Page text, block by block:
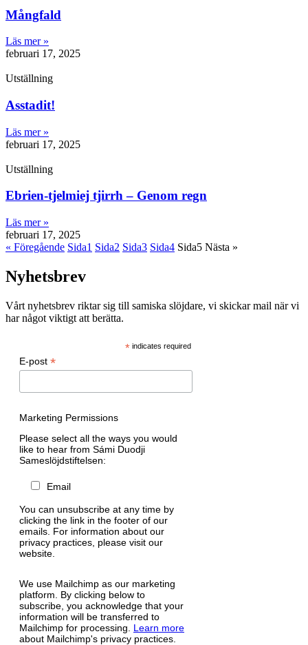
Mångfald
Läs mer »
februari 17, 2025
Utställning
Asstadit!
Läs mer »
februari 17, 2025
Utställning
Ebrien-tjelmiej tjirrh – Genom regn
Läs mer »
februari 17, 2025
« Föregående Sida1 Sida2 Sida3 Sida4 Sida5 Nästa »
Nyhetsbrev
Vårt nyhetsbrev riktar sig till samiska slöjdare, vi skickar mail när vi
har något viktigt att berätta.
*indicates required
E-post *
Marketing Permissions
Please select all the ways you would
like to hear from Sámi Duodji
Sameslöjdstiftelsen:
Email
You can unsubscribe at any time by
clicking the link in the footer of our
emails. For information about our
privacy practices, please visit our
website.
We use Mailchimp as our marketing
platform. By clicking below to
subscribe, you acknowledge that your
information will be transferred to
Mailchimp for processing. Learn more
about Mailchimp's privacy practices.